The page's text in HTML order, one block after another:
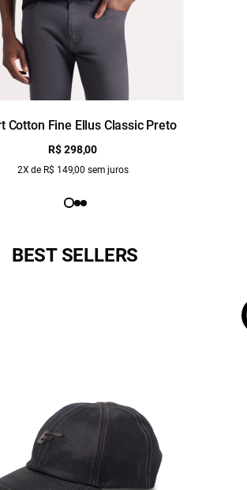
Cotton Fine Ellus Classic Preto
R$ 298,00
2X de R$ 149,00 sem juros
BEST SELLERS